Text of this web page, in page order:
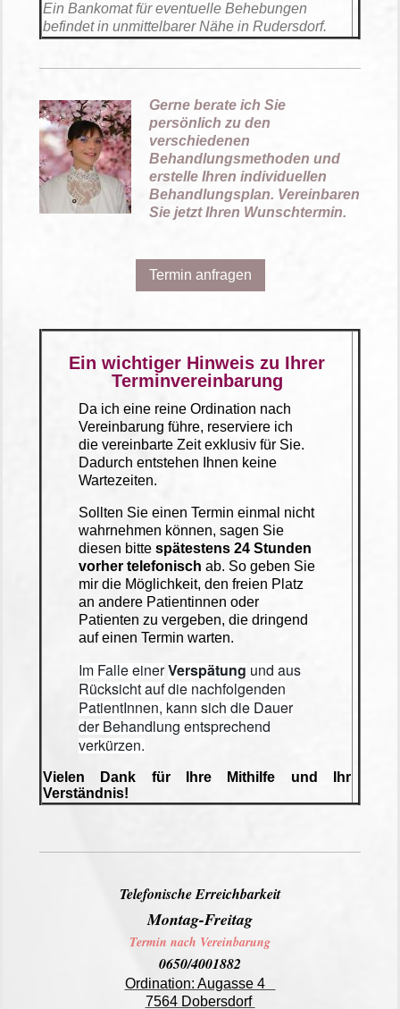
Ein Bankomat für eventuelle Behebungen
befindet in unmittelbarer Nähe in Rudersdorf.
Gerne berate ich Sie
persönlich zu den
verschiedenen
Behandlungsmethoden und
erstelle Ihren individuellen
Behandlungsplan. Vereinbaren
Sie jetzt Ihren Wunschtermin.
Termin anfragen
Ein wichtiger Hinweis zu Ihrer
Terminvereinbarung
Da ich eine reine Ordination nach
Vereinbarung führe, reserviere ich
die vereinbarte Zeit exklusiv für Sie.
Dadurch entstehen Ihnen keine
Wartezeiten.
Sollten Sie einen Termin einmal nicht
wahrnehmen können, sagen Sie
diesen bitte spätestens 24 Stunden
vorher telefonisch ab. So geben Sie
mir die Möglichkeit, den freien Platz
an andere Patientinnen oder
Patienten zu vergeben, die dringend
auf einen Termin warten.
Im Falle einerVerspätung und aus
Rücksicht auf die nachfolgenden
PatientInnen, kann sich die Dauer
der Behandlung entsprechend
verkürzen.
Vielen Dank für Ihre Mithilfe und Ihr
Verständnis!
Telefonische Erreichbarkeit
Montag-Freitag
Termin nach Vereinbarung
0650/4001882
Ordination: Augasse 4
7564 Dobersdorf